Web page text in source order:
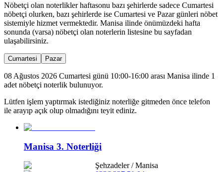
Nöbetçi olan noterlikler haftasonu bazı şehirlerde sadece Cumartesi
nöbetçi olurken, bazı şehirlerde ise Cumartesi ve Pazar günleri nöbet
sistemiyle hizmet vermektedir. Manisa ilinde önümüzdeki hafta
sonunda (varsa) nöbetçi olan noterlerin listesine bu sayfadan
ulaşabilirsiniz.
Cumartesi Pazar
08 Ağustos 2026 Cumartesi günü 10:00-16:00 arası Manisa ilinde 1
adet nöbetçi noterlik bulunuyor.
Lütfen işlem yaptırmak istediğiniz noterliğe gitmeden önce telefon
ile arayıp açık olup olmadığını teyit ediniz.
Manisa 3. Noterliği
Şehzadeler/Manisa